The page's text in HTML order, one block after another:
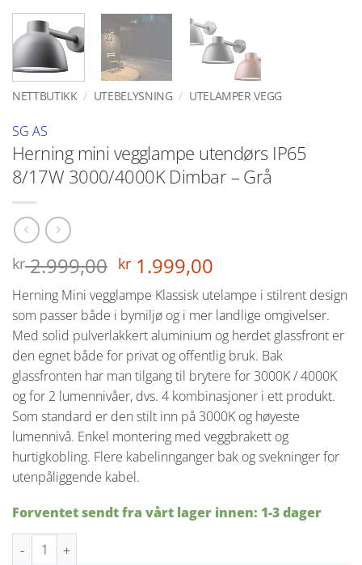
NETTBUTIKK / UTEBELYSNING / UTELAMPER VEGG
SG AS
Herning mini vegglampe utendørs IP65
8/17W 3000/4000K Dimbar – Grå
kr2.999,00 Opprinnelig
pris
var:
kr 2.999,00.
kr 1.999,00
pris
er:
kr 1.999,00.
Herning Mini vegglampe Klassisk utelampe i stilrent design
som passer både i bymiljø og i mer landlige omgivelser.
Med solid pulverlakkert aluminium og herdet glassfront er
den egnet både for privat og offentlig bruk. Bak
glassfronten har man tilgang til brytere for 3000K / 4000K
og for 2 lumennivåer, dvs. 4 kombinasjoner i ett produkt.
Som standard er den stilt inn på 3000K og høyeste
lumennivå. Enkel montering med veggbrakett og
hurtigkobling. Flere kabelinnganger bak og svekninger for
utenpåliggende kabel.
Forventet sendt fra vårt lager innen: 1-3 dager
Herning mini vegglampe utendørs IP65 8/17W 3000/4000K